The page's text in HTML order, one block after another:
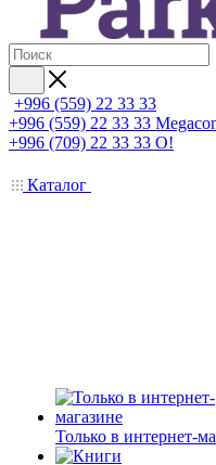
+996 (559) 22 33 33
+996 (559) 22 33 33
+996 (709) 22 33 33 O!
Каталог
Только в интернет-